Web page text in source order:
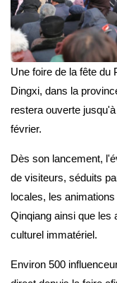
Une foire de la fête du
Dingxi, dans la
restera ouverte
février.
Dès son lancement,
de visiteurs, séduits
locales, les
Qinqiang ainsi que les
culturel immatériel.
Environ 500